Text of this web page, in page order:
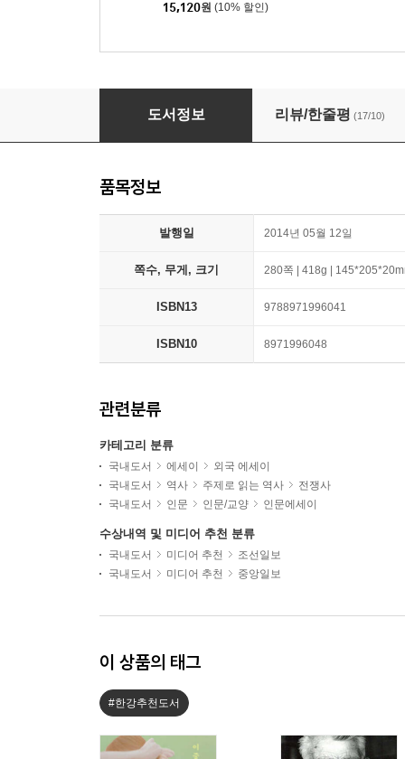
15,120원 (10% 할인)
가라앉은 자와 구조된 자
도서정보 리뷰/한줄평 (17/10)
품목정보
발행일 2014년 05월 12일
쪽수, 무게, 크기 280쪽 | 418g |
ISBN13 9788971996041
ISBN10 8971996048
관련분류
카테고리 분류
국내도서 에세이
외국 에세이
국내도서
역사 주제로 읽는 역사
전쟁사
국내도서
인문 인문/교양 인문에세이
수상내역 및 미디어 추천 분류
국내도서 미디어 추천
조선일보
국내도서
미디어 추천 중앙일보
이 상품의 태그
#한강추천도서